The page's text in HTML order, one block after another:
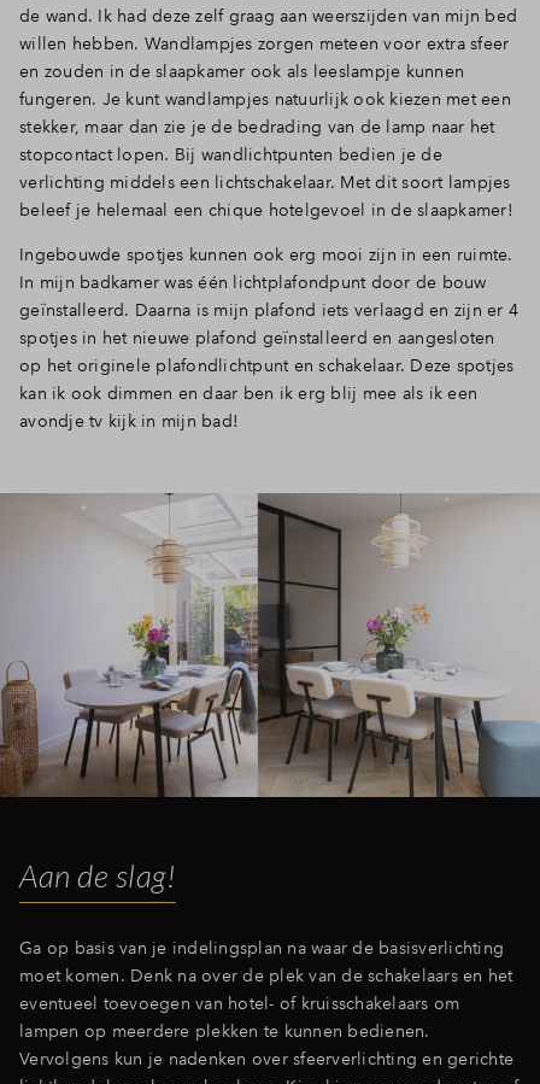
de wand. Ik had deze zelf graag aan weerszijden van mijn bed
willen hebben. Wandlampjes zorgen meteen voor extra sfeer
en zouden in de slaapkamer ook als leeslampje kunnen
fungeren. Je kunt wandlampjes natuurlijk ook kiezen met een
stekker, maar dan zie je de bedrading van de lamp naar het
stopcontact lopen. Bij wandlichtpunten bedien je de
verlichting middels een lichtschakelaar. Met dit soort lampjes
beleef je helemaal een chique hotelgevoel in de slaapkamer!
Ingebouwde spotjes kunnen ook erg mooi zijn in een ruimte.
In mijn badkamer was één lichtplafondpunt door de bouw
geïnstalleerd. Daarna is mijn plafond iets verlaagd en zijn er 4
spotjes in het nieuwe plafond geïnstalleerd en aangesloten
op het originele plafondlichtpunt en schakelaar. Deze spotjes
kan ik ook dimmen en daar ben ik erg blij mee als ik een
avondje tv kijk in mijn bad!
Aan de slag!
Ga op basis van je indelingsplan na waar de basisverlichting
moet komen. Denk na over de plek van de schakelaars en het
eventueel toevoegen van hotel- of kruisschakelaars om
lampen op meerdere plekken te kunnen bedienen.
Vervolgens kun je nadenken over sfeerverlichting en gerichte